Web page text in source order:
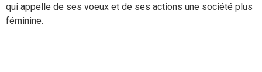
qui appelle de ses voeux et de ses actions une société plus
féminine.